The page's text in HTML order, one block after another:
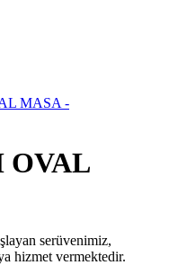
OVAL
serüvenimiz,
hizmet vermektedir.